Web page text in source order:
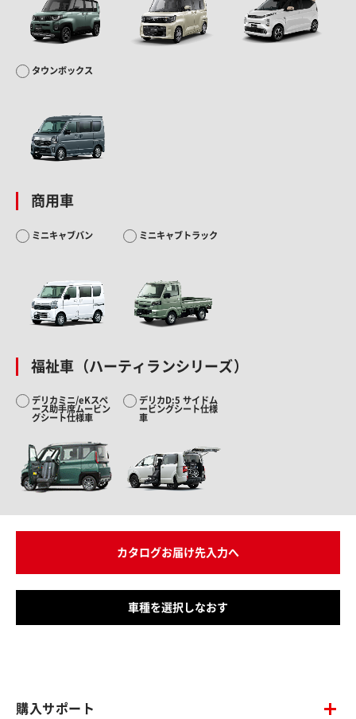
タウンボックス
商用車
ミニキャブバン ミニキャブトラック
福祉車（ハーティランシリーズ）
デリカミニ/eKスペ
ース助手席ムービン
グシート仕様車
デリカD:5 サイドム
ービングシート仕様
車
カタログお届け先入力へ
車種を選択しなおす
購入サポート